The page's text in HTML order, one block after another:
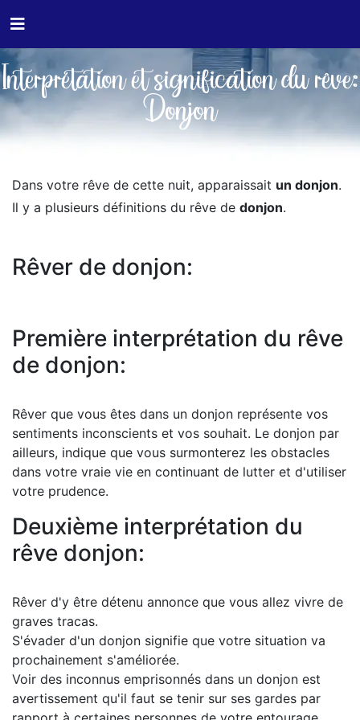
Interprétation et signification du rêve:
Donjon
Dans votre rêve de cette nuit, apparaissait un donjon.
Il y a plusieurs définitions du rêve de donjon.
Rêver de donjon:
Première interprétation du rêve
de donjon:
Rêver que vous êtes dans un donjon représente vos
sentiments inconscients et vos souhait. Le donjon par
ailleurs, indique que vous surmonterez les obstacles
dans votre vraie vie en continuant de lutter et d'utiliser
votre prudence.
Deuxième interprétation du
rêve donjon:
Rêver d'y être détenu annonce que vous allez vivre de
graves tracas.
S'évader d'un donjon signifie que votre situation va
prochainement s'améliorée.
Voir des inconnus emprisonnés dans un donjon est
avertissement qu'il faut se tenir sur ses gardes par